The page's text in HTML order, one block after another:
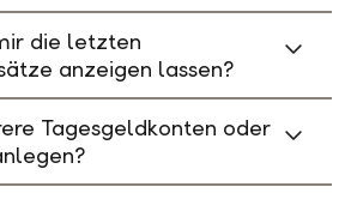
die letzten
anzeigen lassen?
Tagesgeldkonten oder